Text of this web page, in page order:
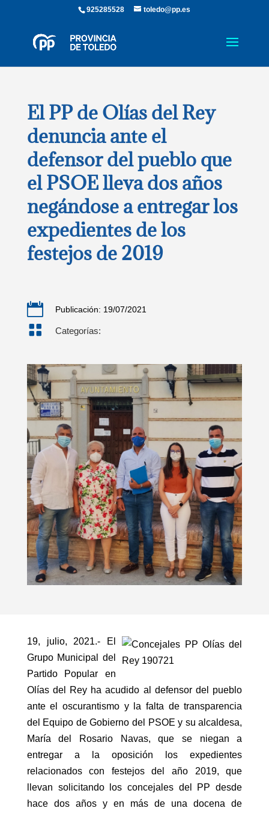
925285528 toledo@pp.es
El PP de Olías del Rey
denuncia ante el
defensor del pueblo que
el PSOE lleva dos años
negándose a entregar los
expedientes de los
festejos de 2019
 Publicación: 19/07/2021
 Categorías:
19, julio, 2021.- El
Grupo Municipal del
Partido Popular en
Olías del Rey ha acudido al defensor del pueblo
ante el oscurantismo y la falta de transparencia
del Equipo de Gobierno del PSOE y su alcaldesa,
María del Rosario Navas, que se niegan a
entregar a la oposición los expedientes
relacionados con festejos del año 2019, que
llevan solicitando los concejales del PP desde
hace dos años y en más de una docena de